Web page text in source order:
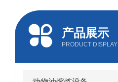
产品展示
PRODUCT DISPLAY